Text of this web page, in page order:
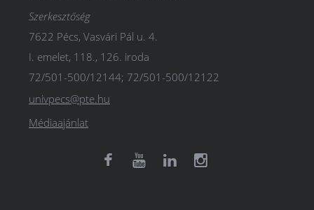
Szerkesztőség
7622 Pécs, Vasvári Pál u. 4.
I. emelet, 118., 126. iroda
72/501-500/12144; 72/501-500/12122
univpecs@pte.hu
Médiaajánlat